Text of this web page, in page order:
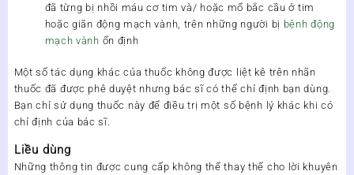
đã từng bị nhồi máu cơ tim và/ hoặc mổ bắc cầu ở tim
hoặc giãn động mạch vành, trên những người bị bệnh động
mạch vành ổn định
Một số tác dụng khác của thuốc không được liệt kê trên nhãn
thuốc đã được phê duyệt nhưng bác sĩ có thể chỉ định bạn dùng.
Bạn chỉ sử dụng thuốc này để điều trị một số bệnh lý khác khi có
chỉ định của bác sĩ.
Liều dùng
Những thông tin được cung cấp không thể thay thế cho lời khuyên